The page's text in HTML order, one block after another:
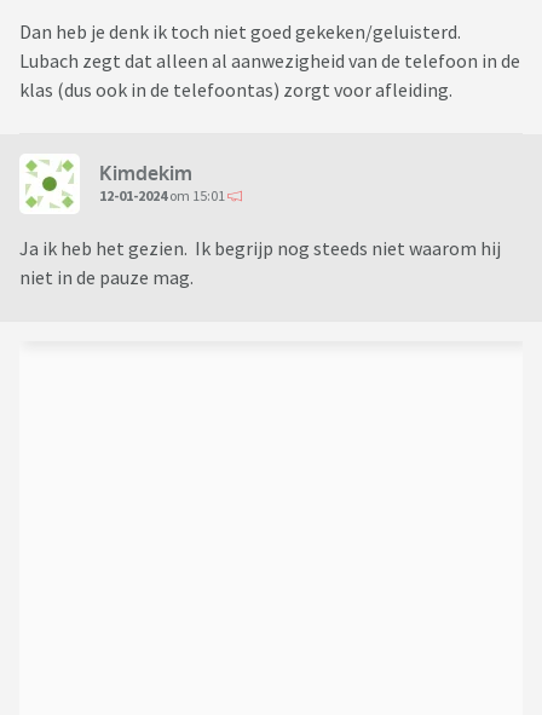
Dan heb je denk ik toch niet goed gekeken/geluisterd.
Lubach zegt dat alleen al aanwezigheid van de telefoon in de
klas (dus ook in de telefoontas) zorgt voor afleiding.
Kimdekim
12-01-2024om 15:01
Ja ik heb het gezien. Ik begrijp nog steeds niet waarom hij
niet in de pauze mag.